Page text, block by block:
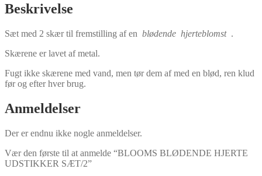
Beskrivelse
Sæt med 2 skær til fremstilling af en blødende hjerteblomst.
Skærene er lavet af metal.
Fugt ikke skærene med vand, men tør dem af med en blød, ren klud
før og efter hver brug.
Anmeldelser
Der er endnu ikke nogle anmeldelser.
Vær den første til at anmelde “BLOOMS BLØDENDE HJERTE
UDSTIKKER SÆT/2”